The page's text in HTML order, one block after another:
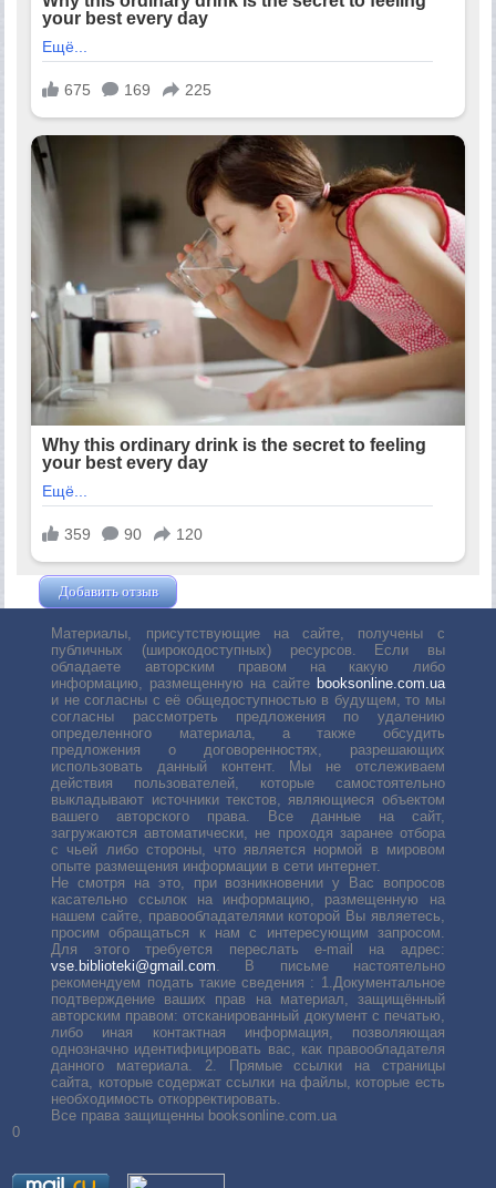
Добавить отзыв
Материалы, присутствующие на сайте, получены с
публичных (широкодоступных) ресурсов. Если вы
обладаете авторским правом на какую либо
информацию, размещенную на сайте booksonline.com.ua
и не согласны с её общедоступностью в будущем, то мы
согласны рассмотреть предложения по удалению
определенного материала, а также обсудить
предложения о договоренностях, разрешающих
использовать данный контент. Мы не отслеживаем
действия пользователей, которые самостоятельно
выкладывают источники текстов, являющиеся объектом
вашего авторского права. Все данные на сайт,
загружаются автоматически, не проходя заранее отбора
с чьей либо стороны, что является нормой в мировом
опыте размещения информации в сети интернет.
Не смотря на это, при возникновении у Вас вопросов
касательно ссылок на информацию, размещенную на
нашем сайте, правообладателями которой Вы являетесь,
просим обращаться к нам с интересующим запросом.
Для этого требуется переслать е-mail на адрес:
vse.biblioteki@gmail.com. В письме настоятельно
рекомендуем подать такие сведения : 1.Документальное
подтверждение ваших прав на материал, защищённый
авторским правом: отсканированный документ с печатью,
либо иная контактная информация, позволяющая
однозначно идентифицировать вас, как правообладателя
данного материала. 2. Прямые ссылки на страницы
сайта, которые содержат ссылки на файлы, которые есть
необходимость откорректировать.
Все права защищенны booksonline.com.ua
0